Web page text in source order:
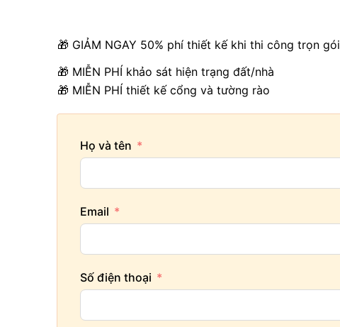
🎁 GIẢM NGAY 50% phí thiết kế khi thi công trọn gói
🎁 MIỄN PHÍ khảo sát hiện trạng đất/nhà
🎁 MIỄN PHÍ thiết kế cổng và tường rào
Họ và tên
Email
Số điện thoại